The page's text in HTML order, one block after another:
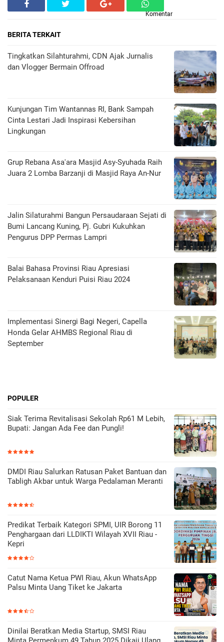
Komentar
BERITA TERKAIT
Tingkatkan Silahturahmi, CDN Ajak Jurnalis
dan Vlogger Bermain Offroad
Kunjungan Tim Wantannas RI, Bank Sampah
Cinta Lestari Jadi Inspirasi Kebersihan
Lingkungan
Grup Rebana Asa'ara Masjid Asy-Syuhada Raih
Juara 2 Lomba Barzanji di Masjid Raya An-Nur
Jalin Silaturahmi Bangun Persaudaraan Sejati di
Bumi Lancang Kuning, Pj. Gubri Kukuhkan
Pengurus DPP Permas Lampri
Balai Bahasa Provinsi Riau Apresiasi
Pelaksanaan Kenduri Puisi Riau 2024
Implementasi Sinergi Bagi Negeri, Capella
Honda Gelar AHMBS Regional Riau di
September
POPULER
Siak Terima Revitalisasi Sekolah Rp61 M Lebih,
Bupati: Jangan Ada Fee dan Pungli!
DMDI Riau Salurkan Ratusan Paket Bantuan dan
Tabligh Akbar untuk Warga Pedalaman Meranti
Predikat Terbaik Kategori SPMI, UIR Borong 11
Penghargaan dari LLDIKTI Wilayah XVII Riau -
Kepri
Catut Nama Ketua PWI Riau, Akun WhatsApp
Palsu Minta Uang Tiket ke Jakarta
Dinilai Beratkan Media Startup, SMSI Riau